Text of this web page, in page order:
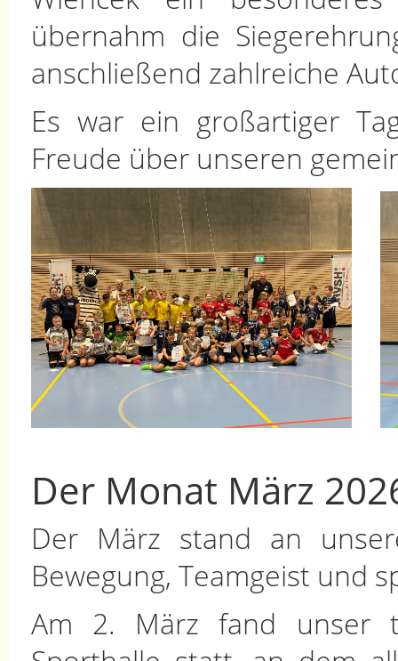
übernahm die
anschließend zahlreiche
Es war ein großartiger
Freude über unseren
Der Monat März
Der März stand an
Bewegung, Teamgeist und
Am 2. März fand unser